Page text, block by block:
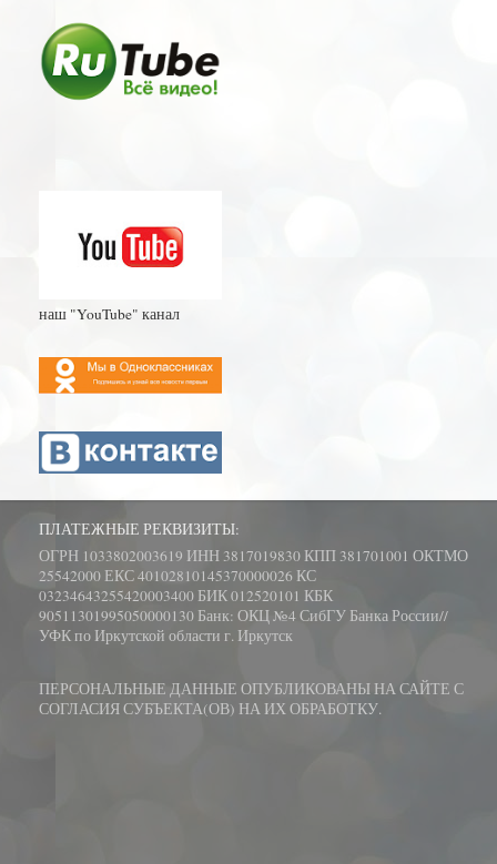
наш "YouTube" канал
ПЛАТЕЖНЫЕ РЕКВИЗИТЫ:
ОГРН 1033802003619 ИНН 3817019830 КПП 381701001 ОКТМО
25542000 ЕКС 40102810145370000026 КС
03234643255420003400 БИК 012520101 КБК
90511301995050000130 Банк: ОКЦ №4 СибГУ Банка России//
УФК по Иркутской области г. Иркутск
ПЕРСОНАЛЬНЫЕ ДАННЫЕ ОПУБЛИКОВАНЫ НА САЙТЕ С
СОГЛАСИЯ СУБЪЕКТА(ОВ) НА ИХ ОБРАБОТКУ.